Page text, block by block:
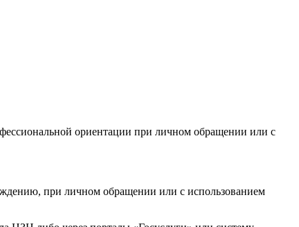
ориентации при личном обращении или с
при личном обращении или с использованием